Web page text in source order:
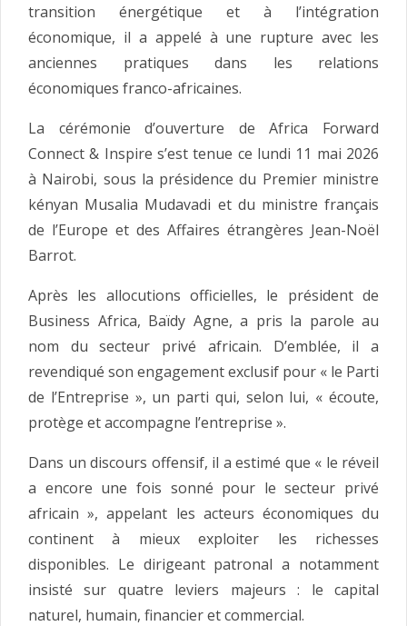
transition énergétique et à l’intégration
économique, il a appelé à une rupture avec les
anciennes pratiques dans les relations
économiques franco-africaines.
La cérémonie d’ouverture de Africa Forward
Connect & Inspire s’est tenue ce lundi 11 mai 2026
à Nairobi, sous la présidence du Premier ministre
kényan Musalia Mudavadi et du ministre français
de l’Europe et des Affaires étrangères Jean-Noël
Barrot.
Après les allocutions officielles, le président de
Business Africa, Baïdy Agne, a pris la parole au
nom du secteur privé africain. D’emblée, il a
revendiqué son engagement exclusif pour « le Parti
de l’Entreprise », un parti qui, selon lui, « écoute,
protège et accompagne l’entreprise ».
Dans un discours offensif, il a estimé que « le réveil
a encore une fois sonné pour le secteur privé
africain », appelant les acteurs économiques du
continent à mieux exploiter les richesses
disponibles. Le dirigeant patronal a notamment
insisté sur quatre leviers majeurs : le capital
naturel, humain, financier et commercial.